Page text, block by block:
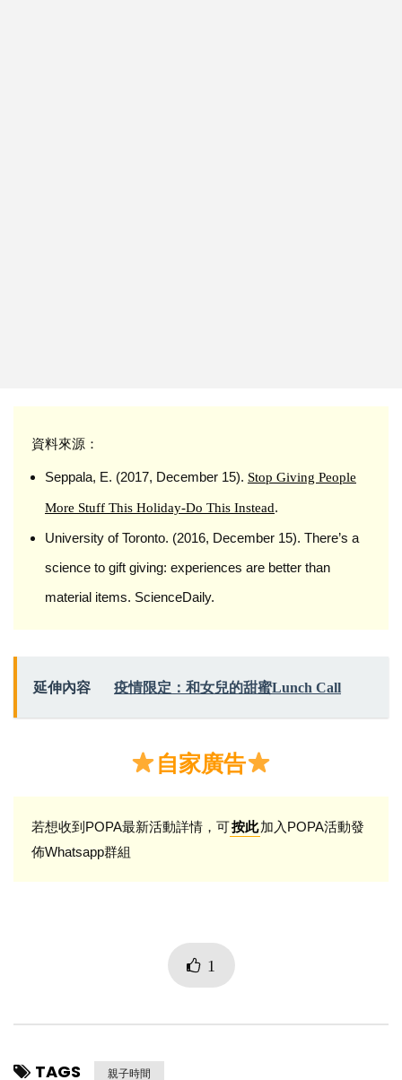
資料來源：
Seppala, E. (2017, December 15). Stop Giving People
More Stuff This Holiday-Do This Instead.
University of Toronto. (2016, December 15). There’s a
science to gift giving: experiences are better than
material items. ScienceDaily.
延伸內容 疫情限定：和女兒的甜蜜Lunch Call
自家廣告
若想收到POPA最新活動詳情，可按此加入POPA活動發
佈Whatsapp群組
1
TAGS 親子時間